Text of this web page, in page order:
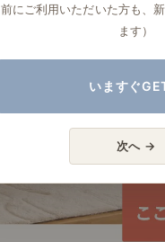
前にご利用いただいた方も、
ます）
いますぐ
次へ →